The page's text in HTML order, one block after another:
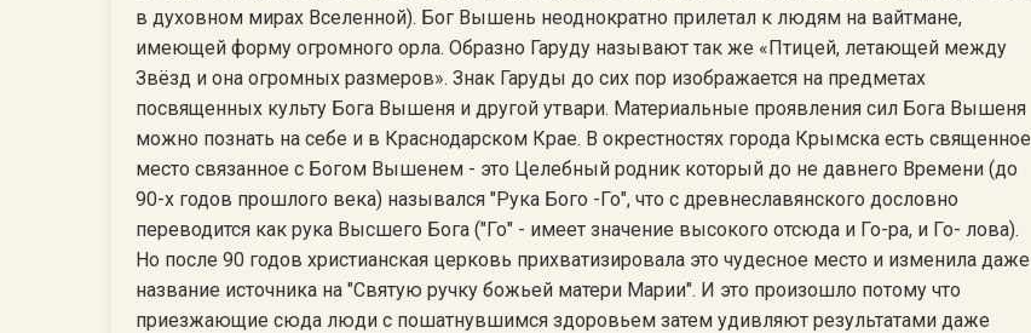
в духовном мирах Вселенной). Бог Вышень неоднократно прилетал к людям на вайтмане,
имеющей форму огромного орла. Образно Гаруду называют так же «Птицей, летающей между
Звёзд и она огромных размеров». Знак Гаруды до сих пор изображается на предметах
посвященных культу Бога Вышеня и другой утвари. Материальные проявления сил Бога Вышеня
можно познать на себе и в Краснодарском Крае. В окрестностях города Крымска есть священное
место связанное с Богом Вышенем - это Целебный родник который до не давнего Времени (до
90-х годов прошлого века) назывался "Рука Бого -Го", что с древнеславянского дословно
переводится как рука Высшего Бога ("Го" - имеет значение высокого отсюда и Го-ра, и Го- лова).
Но после 90 годов христианская церковь прихватизировала это чудесное место и изменила даже
название источника на "Святую ручку божьей матери Марии". И это произошло потому что
приезжающие сюда люди с пошатнувшимся здоровьем затем удивляют результатами даже